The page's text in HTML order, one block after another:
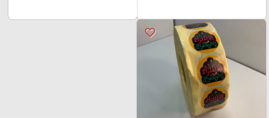
favorite_border